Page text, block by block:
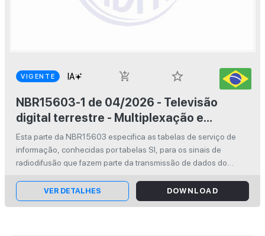
VIGENTE add_shopping_cart
star_border
NBR15603-1 de 04/2026 - Televisão
digital terrestre - Multiplexação e
serviços de informação (SI)- Parte 1: SI do
sistema de radiodifusão
Esta parte da NBR15603 especifica as tabelas de serviço de
informação, conhecidas por tabelas SI, para os sinais de
radiodifusão que fazem parte da transmissão de dados do
NBR15603 specifi...
VER DETALHES DOWNLOAD